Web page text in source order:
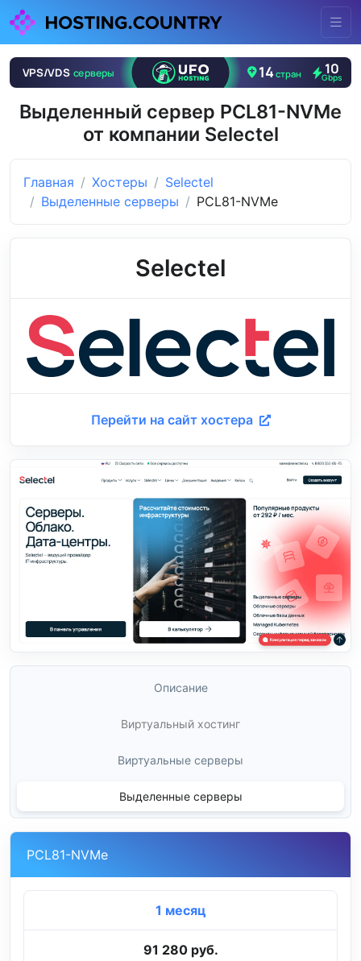
Выделенный сервер PCL81-NVMe
от компании Selectel
Главная Хостеры
Selectel
Выделенные серверы
PCL81-NVMe
Selectel
Перейти на сайт хостера
Описание
Виртуальный хостинг
Виртуальные серверы
Выделенные серверы
PCL81-NVMe
1 месяц
91 280 руб.